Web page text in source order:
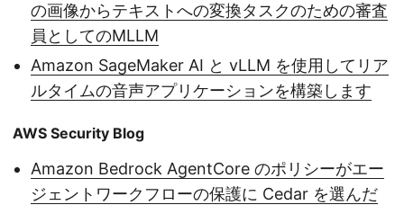
の画像からテキストへの変換タスクのための審査
員としてのMLLM
Amazon SageMaker AI と vLLM を使用してリア
ルタイムの音声アプリケーションを構築します
AWS Security Blog
Amazon Bedrock AgentCore のポリシーがエー
ジェントワークフローの保護に Cedar を選んだ